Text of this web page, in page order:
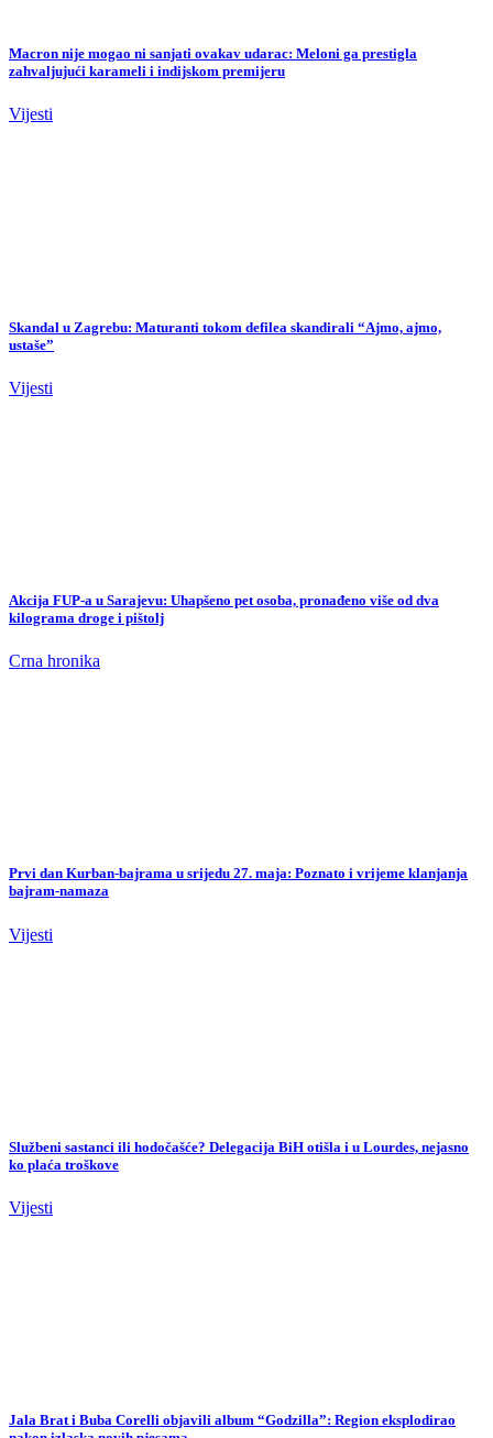
Macron nije mogao ni sanjati ovakav udarac: Meloni ga prestigla
zahvaljujući karameli i indijskom premijeru
Vijesti
Skandal u Zagrebu: Maturanti tokom defilea skandirali “Ajmo, ajmo,
ustaše”
Vijesti
Akcija FUP-a u Sarajevu: Uhapšeno pet osoba, pronađeno više od dva
kilograma droge i pištolj
Crna hronika
Prvi dan Kurban-bajrama u srijedu 27. maja: Poznato i vrijeme klanjanja
bajram-namaza
Vijesti
Službeni sastanci ili hodočašće? Delegacija BiH otišla i u Lourdes, nejasno
ko plaća troškove
Vijesti
Jala Brat i Buba Corelli objavili album “Godzilla”: Region eksplodirao